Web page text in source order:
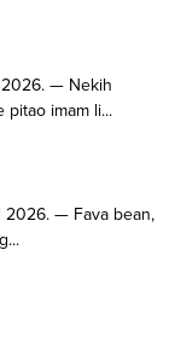
2026. — Nekih
pitao imam li...
2026. — Fava bean,